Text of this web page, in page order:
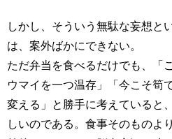
しかし、そういう無駄な妄想と
は、案外ばかにできない。
ただ弁当を食べるだけでも、「
ウマイを一つ温存」「今こそ筍
変える」と勝手に考えていると
しいのである。食事そのものよ